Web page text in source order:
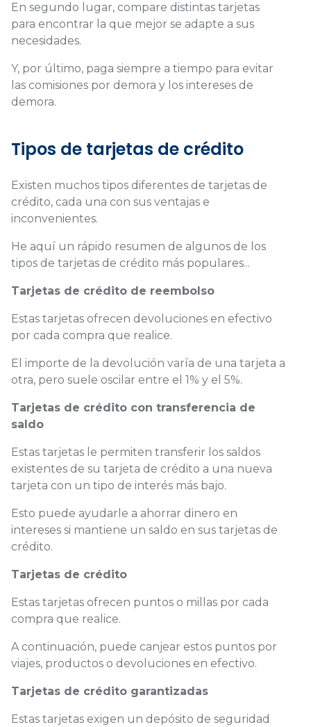
En segundo lugar, compare distintas tarjetas
para encontrar la que mejor se adapte a sus
necesidades.
Y, por último, paga siempre a tiempo para evitar
las comisiones por demora y los intereses de
demora.
Tipos de tarjetas de crédito
Existen muchos tipos diferentes de tarjetas de
crédito, cada una con sus ventajas e
inconvenientes.
He aquí un rápido resumen de algunos de los
tipos de tarjetas de crédito más populares...
Tarjetas de crédito de reembolso
Estas tarjetas ofrecen devoluciones en efectivo
por cada compra que realice.
El importe de la devolución varía de una tarjeta a
otra, pero suele oscilar entre el 1% y el 5%.
Tarjetas de crédito con transferencia de
saldo
Estas tarjetas le permiten transferir los saldos
existentes de su tarjeta de crédito a una nueva
tarjeta con un tipo de interés más bajo.
Esto puede ayudarle a ahorrar dinero en
intereses si mantiene un saldo en sus tarjetas de
crédito.
Tarjetas de crédito
Estas tarjetas ofrecen puntos o millas por cada
compra que realice.
A continuación, puede canjear estos puntos por
viajes, productos o devoluciones en efectivo.
Tarjetas de crédito garantizadas
Estas tarjetas exigen un depósito de seguridad